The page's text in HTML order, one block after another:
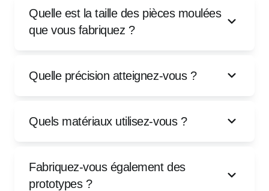
Quelle est la taille des pièces moulées
que vous fabriquez ?
Quelle précision atteignez-vous ?
Quels matériaux utilisez-vous ?
Fabriquez-vous également des
prototypes ?